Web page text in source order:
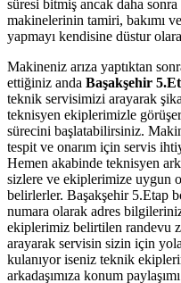
süresi bitmiş ancak daha sonra
makinelerinin tamiri, bakımı
yapmayı kendisine düstur
Makineniz arıza yaptıktan
ettiğiniz anda Başakşehir
teknik servisimizi arayarak
teknisyen ekiplerimizle
sürecini başlatabilirsiniz.
tespit ve onarım için servis
Hemen akabinde teknisyen
sizlere ve ekiplerimize uygun
belirlerler. Başakşehir 5.Etap
numara olarak adres
ekiplerimiz belirtilen randevu
arayarak servisin sizin için
kulanıyor iseniz teknik
arkadaşımıza konum